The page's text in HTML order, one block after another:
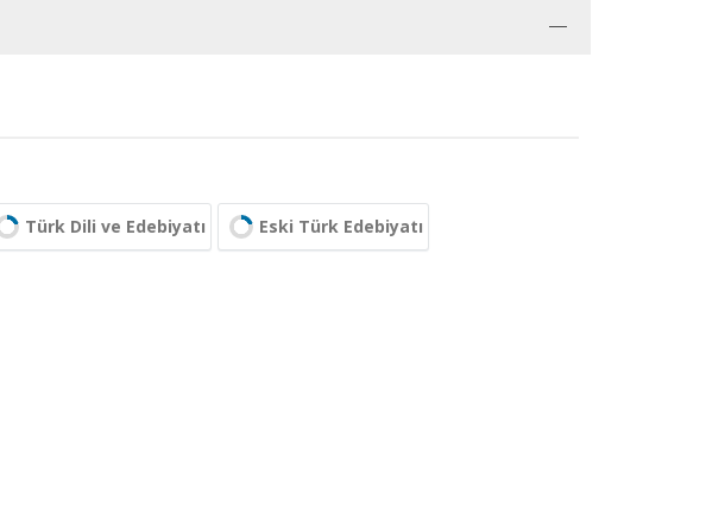
Türk Dili ve Edebiyatı Eski Türk Edebiyatı